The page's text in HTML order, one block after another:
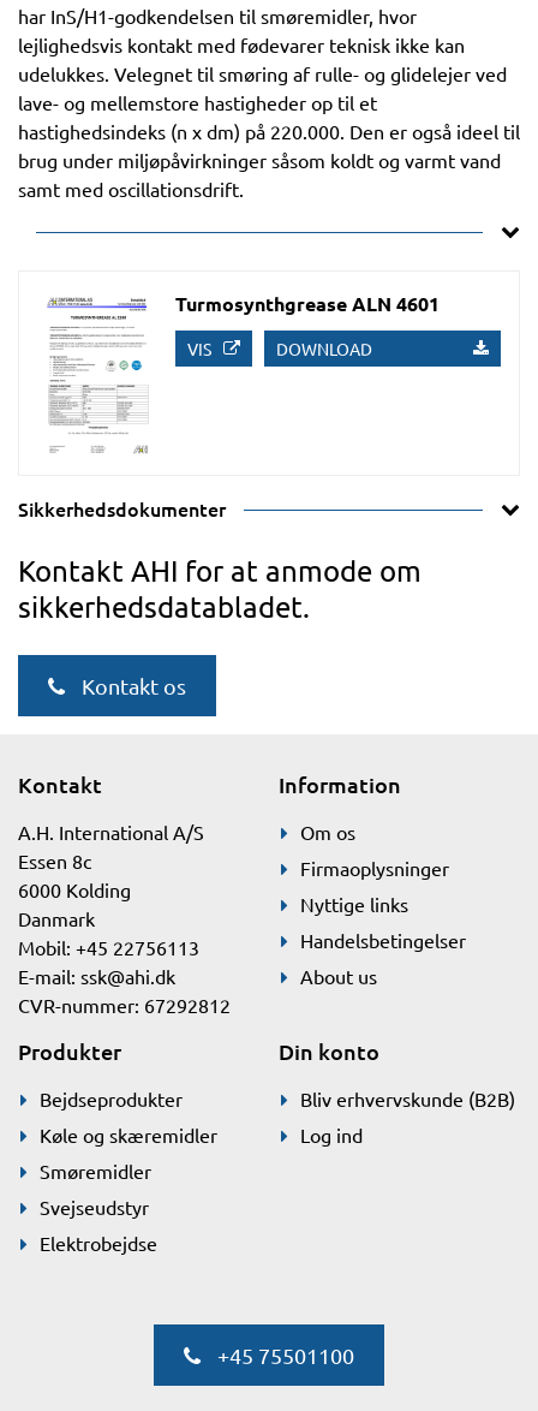
har InS/H1-godkendelsen til smøremidler, hvor
lejlighedsvis kontakt med fødevarer teknisk ikke kan
udelukkes. Velegnet til smøring af rulle- og glidelejer ved
lave- og mellemstore hastigheder op til et
hastighedsindeks (n x dm) på 220.000. Den er også ideel til
brug under miljøpåvirkninger såsom koldt og varmt vand
samt med oscillationsdrift.
Turmosynthgrease ALN 4601
VIS DOWNLOAD
Sikkerhedsdokumenter
Kontakt AHI for at anmode om
sikkerhedsdatabladet.
Kontakt os
Kontakt
A.H. International A/S
Essen 8c
6000 Kolding
Danmark
Mobil: +45 22756113
E-mail: ssk@ahi.dk
CVR-nummer: 67292812
Information
Om os
Firmaoplysninger
Nyttige links
Handelsbetingelser
About us
Produkter
Bejdseprodukter
Køle og skæremidler
Smøremidler
Svejseudstyr
Elektrobejdse
Din konto
Bliv erhvervskunde (B2B)
Log ind
+45 75501100